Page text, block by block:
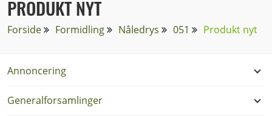
PRODUKT NYT
Forside Formidling Nåledrys 051 Produkt nyt
Annoncering
Generalforsamlinger